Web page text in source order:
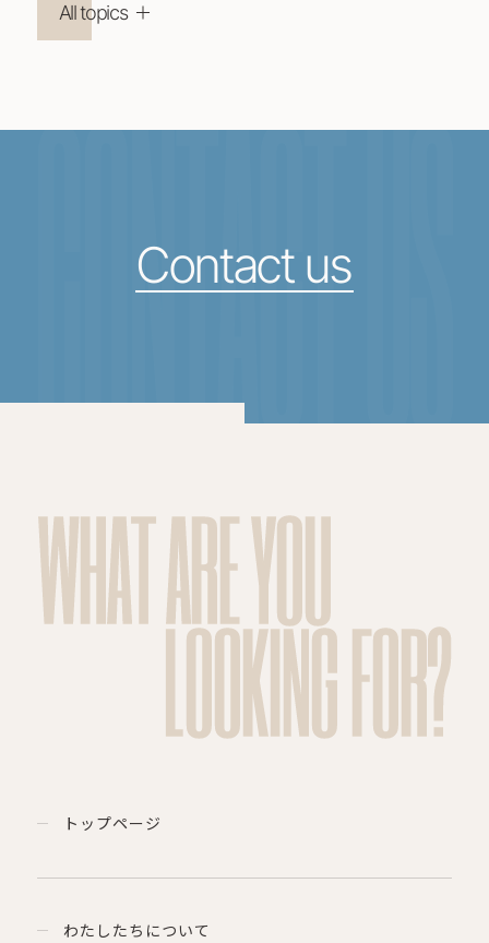
All topics
CONTACT US
Contact us
WHAT ARE YOU
LOOKING FOR?
トップページ
わたしたちについて